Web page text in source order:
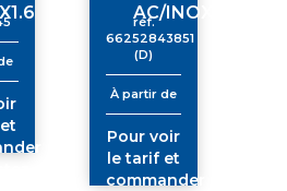
AC/INOX
réf.
66252843851
(D)
À partir de
Pour voir
le tarif et
commander